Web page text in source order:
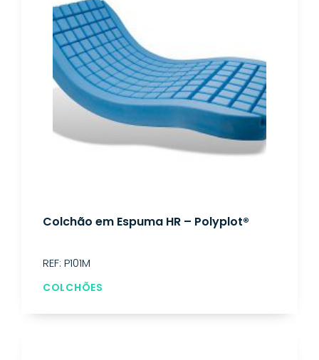
Colchão em Espuma HR – Polyplot®
REF: P101M
COLCHÕES